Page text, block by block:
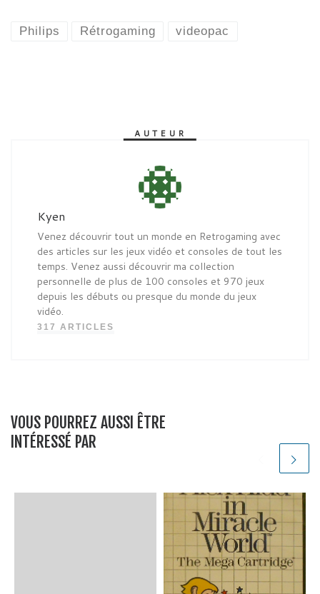
Philips Rétrogaming videopac
AUTEUR
Kyen
Venez découvrir tout un monde en Retrogaming avec
des articles sur les jeux vidéo et consoles de tout les
temps. Venez aussi découvrir ma collection
personnelle de plus de 100 consoles et 970 jeux
depuis les débuts ou presque du monde du jeux
vidéo.
317 ARTICLES
VOUS POURREZ AUSSI ÊTRE
INTÉRESSÉ PAR